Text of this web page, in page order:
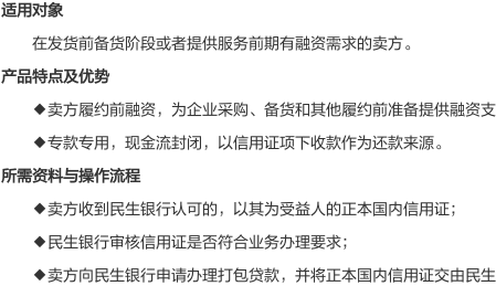
适用对象
在发货前备货阶段或者提供服务前期有融资需求的卖方。
产品特点及优势
◆卖方履约前融资，为企业采购、备货和其他履约前准备提供融资支
◆专款专用，现金流封闭，以信用证项下收款作为还款来源。
所需资料与操作流程
◆卖方收到民生银行认可的，以其为受益人的正本国内信用证；
◆民生银行审核信用证是否符合业务办理要求；
◆卖方向民生银行申请办理打包贷款，并将正本国内信用证交由民生